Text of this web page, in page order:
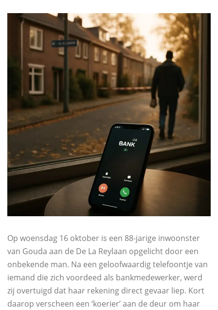
Op woensdag 16 oktober is een 88-jarige inwoonster
van Gouda aan de De La Reylaan opgelicht door een
onbekende man. Na een geloofwaardig telefoontje van
iemand die zich voordeed als bankmedewerker, werd
zij overtuigd dat haar rekening direct gevaar liep. Kort
daarop verscheen een ‘koerier’ aan de deur om haar